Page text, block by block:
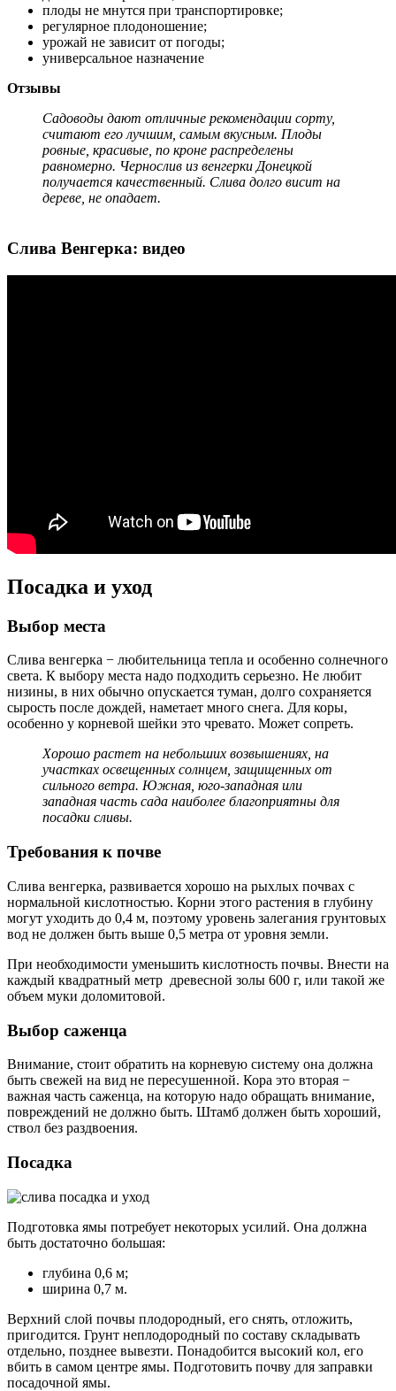
плоды не мнутся при транспортировке;
регулярное плодоношение;
урожай не зависит от погоды;
универсальное назначение
Отзывы
Садоводы дают отличные рекомендации сорту,
считают его лучшим, самым вкусным. Плоды
ровные, красивые, по кроне распределены
равномерно. Чернослив из венгерки Донецкой
получается качественный. Слива долго висит на
дереве, не опадает.
Слива Венгерка: видео
Посадка и уход
Выбор места
Слива венгерка − любительница тепла и особенно солнечного
света. К выбору места надо подходить серьезно. Не любит
низины, в них обычно опускается туман, долго сохраняется
сырость после дождей, наметает много снега. Для коры,
особенно у корневой шейки это чревато. Может сопреть.
Хорошо растет на небольших возвышениях, на
участках освещенных солнцем, защищенных от
сильного ветра. Южная, юго-западная или
западная часть сада наиболее благоприятны для
посадки сливы.
Требования к почве
Слива венгерка, развивается хорошо на рыхлых почвах с
нормальной кислотностью. Корни этого растения в глубину
могут уходить до 0,4 м, поэтому уровень залегания грунтовых
вод не должен быть выше 0,5 метра от уровня земли.
При необходимости уменьшить кислотность почвы. Внести на
каждый квадратный метр древесной золы 600 г, или такой же
объем муки доломитовой.
Выбор саженца
Внимание, стоит обратить на корневую систему она должна
быть свежей на вид не пересушенной. Кора это вторая −
важная часть саженца, на которую надо обращать внимание,
повреждений не должно быть. Штамб должен быть хороший,
ствол без раздвоения.
Посадка
Подготовка ямы потребует некоторых усилий. Она должна
быть достаточно большая:
глубина 0,6 м;
ширина 0,7 м.
Верхний слой почвы плодородный, его снять, отложить,
пригодится. Грунт неплодородный по составу складывать
отдельно, позднее вывезти. Понадобится высокий кол, его
вбить в самом центре ямы. Подготовить почву для заправки
посадочной ямы.